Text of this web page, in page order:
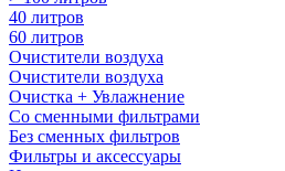
40 литров
60 литров
Очистители воздуха
Очистители воздуха
Очистка + Увлажнение
Cо сменными фильтрами
Без сменных фильтров
Фильтры и аксессуары